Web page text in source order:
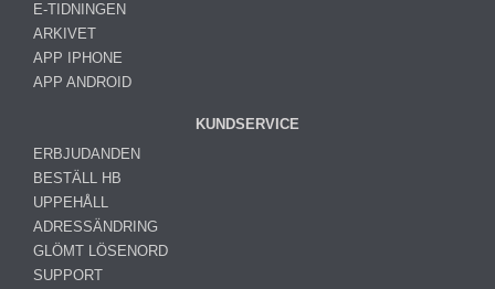
E-TIDNINGEN
ARKIVET
APP IPHONE
APP ANDROID
KUNDSERVICE
ERBJUDANDEN
BESTÄLL HB
UPPEHÅLL
ADRESSÄNDRING
GLÖMT LÖSENORD
SUPPORT